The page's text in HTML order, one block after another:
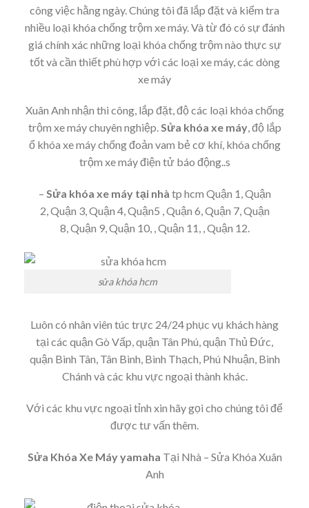
công việc hằng ngày. Chúng tôi đã lắp đặt và kiểm tra
nhiều loại khóa chống trộm xe máy. Và từ đó có sự đánh
giá chính xác những loại khóa chống trộm nào thực sự
tốt và cần thiết phù hợp với các loại xe máy, các dòng
xe máy
Xuân Anh nhận thi công, lắp đặt, độ các loại khóa chống
trộm xe máy chuyên nghiệp.Sửa khóa xe máy, độ lắp
ổ khóa xe máy chống đoản vam bẻ cơ khí, khóa chống
trộm xe máy điện tử báo động..s
– Sửa khóa xe máy tại nhà tp hcm Quận 1, Quận
2, Quận 3, Quận 4, Quận5 , Quận 6, Quận 7, Quận
8, Quận 9, Quận 10, , Quận 11, , Quận 12.
sửa khóa hcm
Luôn có nhân viên túc trực 24/24 phục vụ khách hàng
tại các quận Gò Vấp, quận Tân Phú, quận Thủ Đức,
quận Bình Tân, Tân Bình, Bình Thạch, Phú Nhuận, Bình
Chánh và các khu vực ngoại thành khác.
Với các khu vực ngoại tỉnh xin hãy gọi cho chúng tôi để
được tư vấn thêm.
Sửa Khóa Xe Máy yamaha Tại Nhà – Sửa Khóa Xuân
Anh